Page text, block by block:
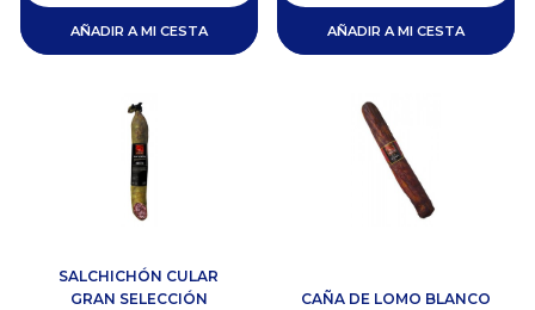
AÑADIR A MI CESTA AÑADIR A MI CESTA
SALCHICHÓN CULAR
GRAN SELECCIÓN
CAÑA DE LOMO BLANCO